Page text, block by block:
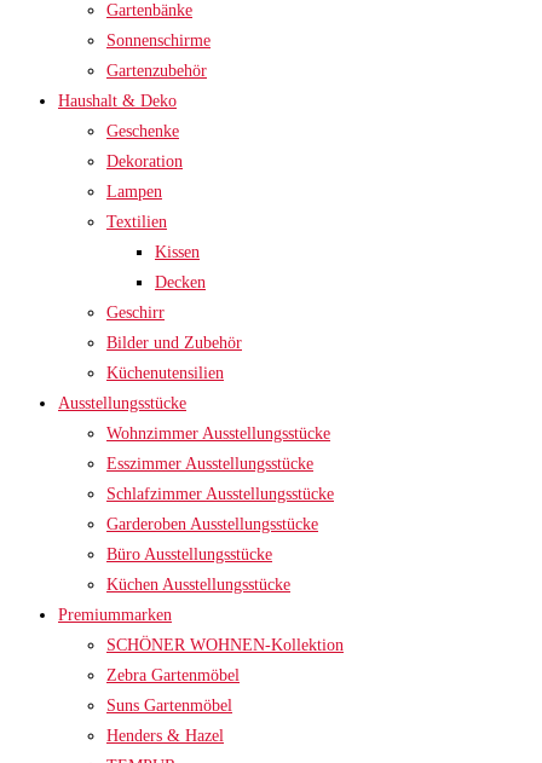
Gartenbänke
Sonnenschirme
Gartenzubehör
Haushalt & Deko
Geschenke
Dekoration
Lampen
Textilien
Kissen
Decken
Geschirr
Bilder und Zubehör
Küchenutensilien
Ausstellungsstücke
Wohnzimmer Ausstellungsstücke
Esszimmer Ausstellungsstücke
Schlafzimmer Ausstellungsstücke
Garderoben Ausstellungsstücke
Büro Ausstellungsstücke
Küchen Ausstellungsstücke
Premiummarken
SCHÖNER WOHNEN-Kollektion
Zebra Gartenmöbel
Suns Gartenmöbel
Henders & Hazel